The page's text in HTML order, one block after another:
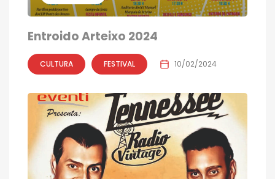
Entroido Arteixo 2024
CULTURA FESTIVAL 10/02/2024